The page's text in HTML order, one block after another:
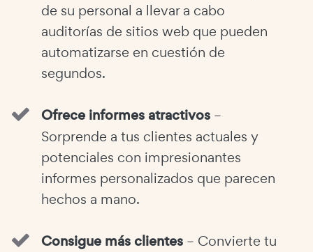
de su personal a llevar a cabo
auditorías de sitios web que pueden
automatizarse en cuestión de
segundos.
Ofrece informes atractivos –
Sorprende a tus clientes actuales y
potenciales con impresionantes
informes personalizados que parecen
hechos a mano.
Consigue más clientes – Convierte tu